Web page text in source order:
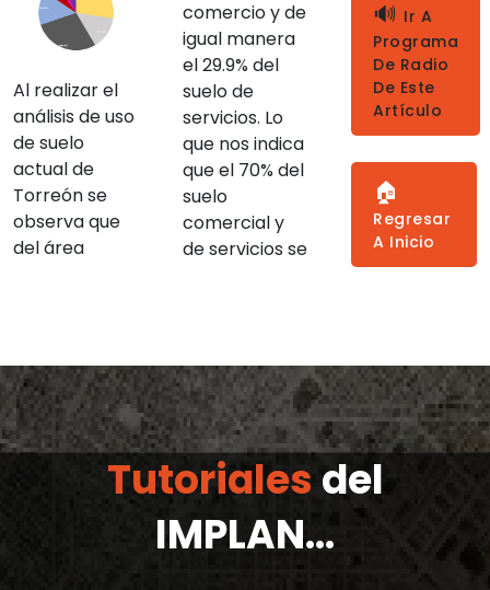
Al realizar el
análisis de uso
de suelo
actual de
Torreón se
observa que
del área
comercio y de
igual manera
el 29.9% del
suelo de
servicios. Lo
que nos indica
que el 70% del
suelo
comercial y
de servicios se
🔊 Ir A
Programa
De Radio
De Este
Artículo
🏠
Regresar
A Inicio
Tutoriales del
IMPLAN...